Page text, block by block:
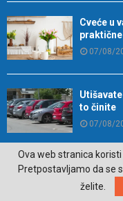
Cveće u
07/08/
to činite
07/08/
Zašto ne
07/08/
Ova web stranica
Pretpostavljamo da se
želite.